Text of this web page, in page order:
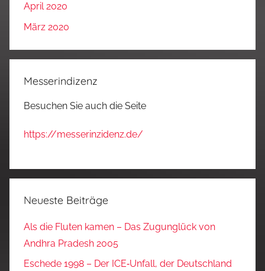
April 2020
März 2020
Messerindizenz
Besuchen Sie auch die Seite
https://messerinzidenz.de/
Neueste Beiträge
Als die Fluten kamen – Das Zugunglück von
Andhra Pradesh 2005
Eschede 1998 – Der ICE‑Unfall, der Deutschland